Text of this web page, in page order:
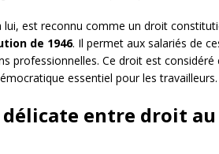
lui, est reconnu comme un droit
de 1946. Il permet aux salariés de
professionnelles. Ce droit est
essentiel pour les travailleurs.
entre droit